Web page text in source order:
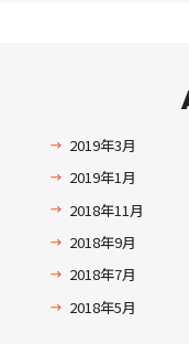
2019年3月
2019年1月
2018年11月
2018年9月
2018年7月
2018年5月